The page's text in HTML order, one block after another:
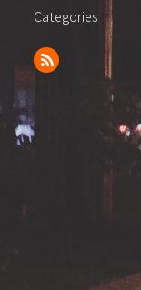
Categories